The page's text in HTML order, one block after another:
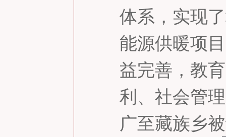
体系，实现
能源供暖项
益完善，教
利、社会管
广至藏族乡